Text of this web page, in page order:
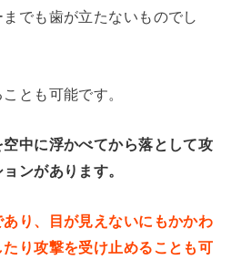
でも歯が立たないものでし
とも可能です。
中に浮かべてから落として攻
ンがあります。
り、目が見えないにもかかわ
り攻撃を受け止めることも可